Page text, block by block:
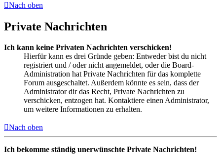
Nach oben
Private Nachrichten
Ich kann keine Privaten Nachrichten verschicken!
Hierfür kann es drei Gründe geben: Entweder bist du nicht
registriert und / oder nicht angemeldet, oder die Board-
Administration hat Private Nachrichten für das komplette
Forum ausgeschaltet. Außerdem könnte es sein, dass der
Administrator dir das Recht, Private Nachrichten zu
verschicken, entzogen hat. Kontaktiere einen Administrator,
um weitere Informationen zu erhalten.
Nach oben
Ich bekomme ständig unerwünschte Private Nachrichten!